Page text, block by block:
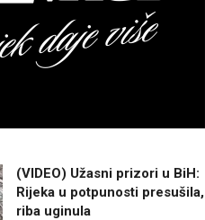
(VIDEO) Užasni prizori u BiH:
Rijeka u potpunosti presušila,
riba uginula